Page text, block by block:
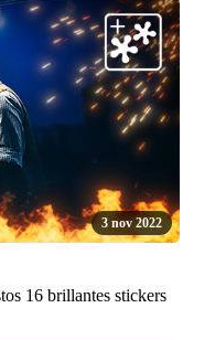
3 nov 2022
16 brillantes stickers